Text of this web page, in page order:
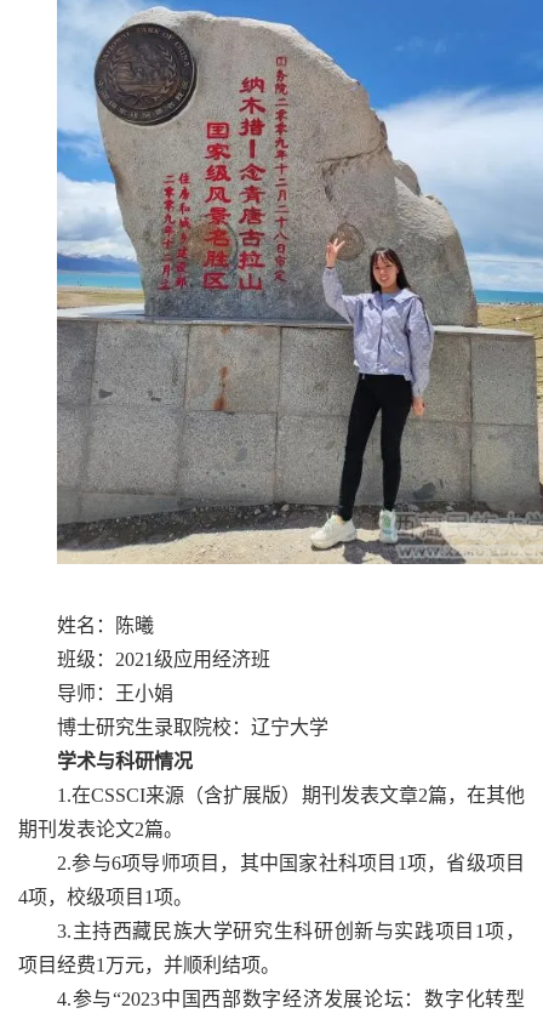
姓名：陈曦
班级：2021级应用经济班
导师：王小娟
博士研究生录取院校：辽宁大学
学术与科研情况
1.在CSSCI来源（含扩展版）期刊发表文章2篇，在其他
期刊发表论文2篇。
2.参与6项导师项目，其中国家社科项目1项，省级项目
4项，校级项目1项。
3.主持西藏民族大学研究生科研创新与实践项目1项，
项目经费1万元，并顺利结项。
4.参与“2023中国西部数字经济发展论坛：数字化转型